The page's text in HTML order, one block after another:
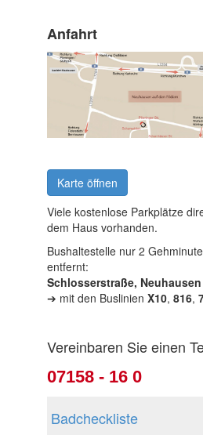
Anfahrt
Karte öffnen
Viele kostenlose Parkplätze
dem Haus vorhanden.
Bushaltestelle nur 2
entfernt:
Schlosserstraße, Neuhausen
➔ mit den Buslinien X10, 816,
Vereinbaren Sie einen
07158 - 16 0
Badcheckliste